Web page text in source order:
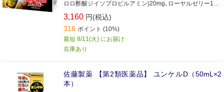
ロロ酢酸ジイソプロピルアミン)20mg､ローヤルゼリー100
mgなど有効成分を10種類配合した100mLドリンク剤です｡
3,160 円(税込)
316 ポイント (10%)
最短 8/11(火) にお届け
在庫あり
佐藤製薬 【第2類医薬品】 ユンケルD（50mL×2
本）